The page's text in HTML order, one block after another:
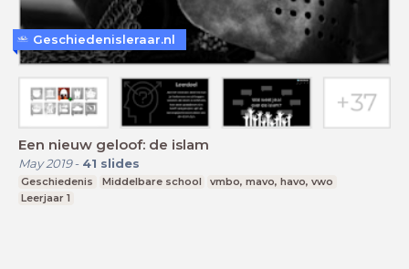
Een nieuw geloof: de islam
May 2019- 41 slides
Geschiedenis Middelbare school
vmbo, mavo, havo, vwo
Leerjaar 1
Geschiedenisleraar.nl